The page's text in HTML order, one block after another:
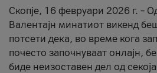
Скопје, 16 февруари 2026 г. –
Валентајн минатиот викенд
потсети дека, во време кога
почесто започнуваат онлајн,
биде неизоставен дел од